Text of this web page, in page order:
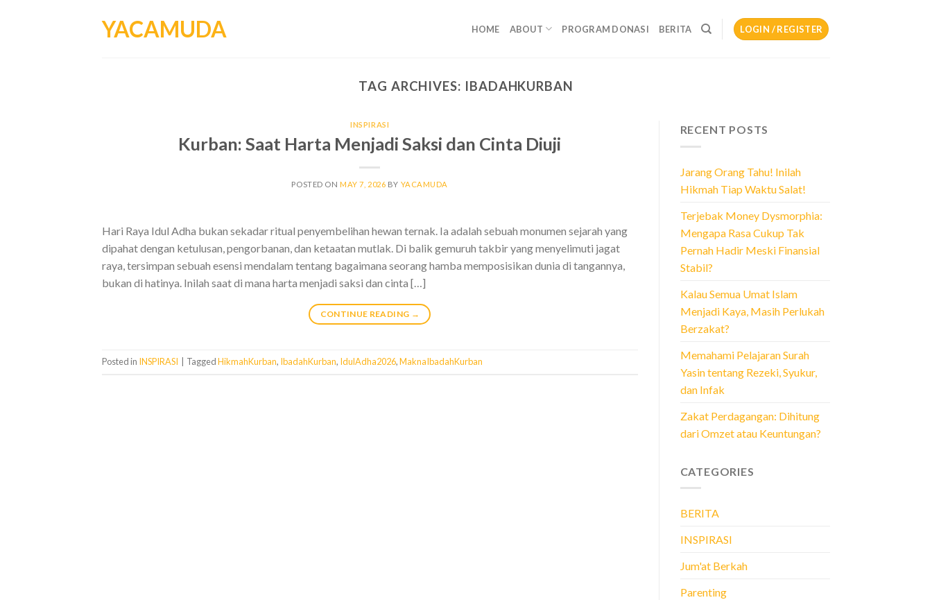
YACAMUDA HOME ABOUT PROGRAM DONASI BERITA LOGIN / REGISTER
TAG ARCHIVES: IBADAHKURBAN
INSPIRASI
Kurban: Saat Harta Menjadi Saksi dan Cinta Diuji
POSTED ONMAY 7, 2026 BY YACAMUDA
Hari Raya Idul Adha bukan sekadar ritual penyembelihan hewan ternak. Ia adalah sebuah monumen sejarah yang
dipahat dengan ketulusan, pengorbanan, dan ketaatan mutlak. Di balik gemuruh takbir yang menyelimuti jagat
raya, tersimpan sebuah esensi mendalam tentang bagaimana seorang hamba memposisikan dunia di tangannya,
bukan di hatinya. Inilah saat di mana harta menjadi saksi dan cinta […]
CONTINUE READING →
Posted in INSPIRASI TaggedHikmahKurban, IbadahKurban, IdulAdha2026,MaknaIbadahKurban
RECENT POSTS
Jarang Orang Tahu! Inilah
Hikmah Tiap Waktu Salat!
Terjebak Money Dysmorphia:
Mengapa Rasa Cukup Tak
Pernah Hadir Meski Finansial
Stabil?
Kalau Semua Umat Islam
Menjadi Kaya, Masih Perlukah
Berzakat?
Memahami Pelajaran Surah
Yasin tentang Rezeki, Syukur,
dan Infak
Zakat Perdagangan: Dihitung
dari Omzet atau Keuntungan?
CATEGORIES
BERITA
INSPIRASI
Jum'at Berkah
Parenting